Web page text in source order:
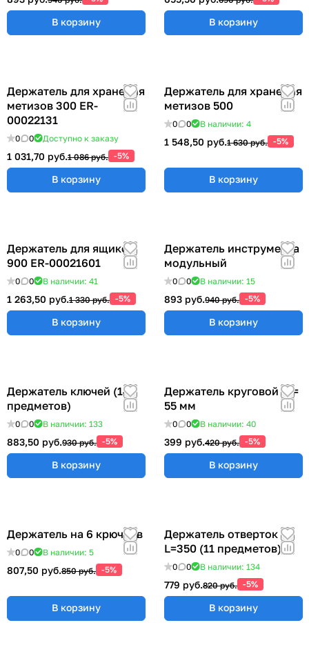
В корзину В корзину
Держатель для хранения
метизов 300 ER-
00022131
0 0 Доступно к заказу
1 031,70 руб.1 086 руб. -5%
В корзину
Держатель для хранения
метизов 500
0 0 В наличии: 4
1 548,50 руб.1 630 руб. -5%
В корзину
Держатель для ящиков
900 ER-00021601
0 0 В наличии: 41
1 263,50 руб.1 330 руб. -5%
В корзину
Держатель инструмента
модульный
0 0 В наличии: 15
893 руб.940 руб. -5%
В корзину
Держатель ключей (14
предметов)
0 0 В наличии: 133
883,50 руб.930 руб. -5%
В корзину
Держатель круговой Ø =
55 мм
0 0 В наличии: 40
399 руб.420 руб. -5%
В корзину
Держатель на 6 крючков
0 0 В наличии: 5
807,50 руб.850 руб. -5%
В корзину
Держатель отверток
L=350 (11 предметов)
0 0 В наличии: 134
779 руб.820 руб. -5%
В корзину